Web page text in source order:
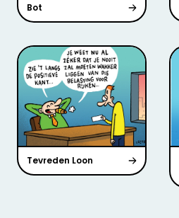
Bot
Tevreden Loon